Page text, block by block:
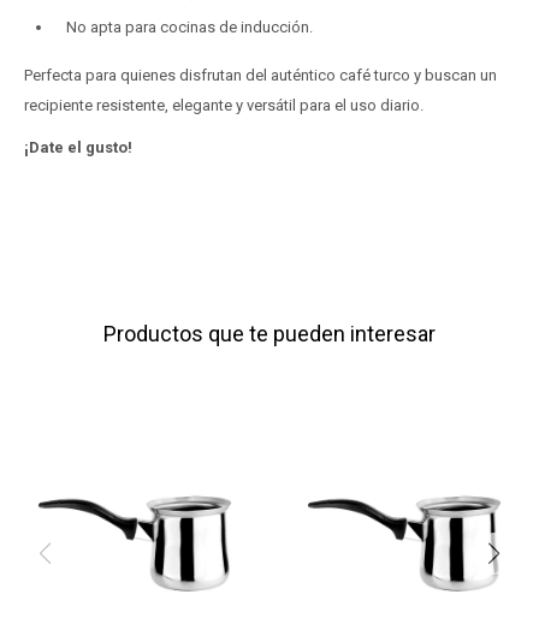
No apta para cocinas de inducción.
Perfecta para quienes disfrutan del auténtico café turco y buscan un
recipiente resistente, elegante y versátil para el uso diario.
¡Date el gusto!
Productos que te pueden interesar